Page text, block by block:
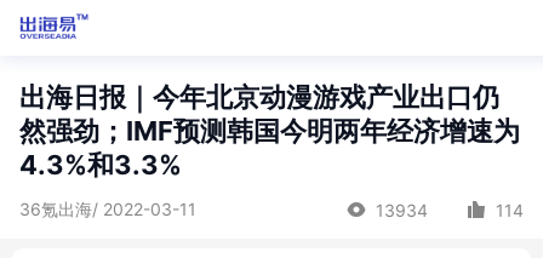
出海日报｜今年北京动漫游戏产业出口仍
然强劲；IMF预测韩国今明两年经济增速为
4.3%和3.3%
36氪出海/ 2022-03-11 13934 114